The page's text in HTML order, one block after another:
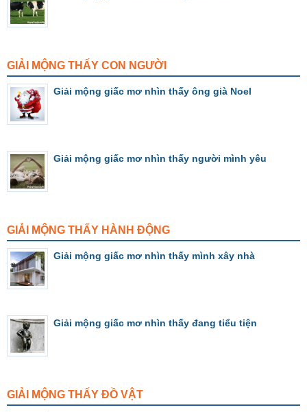
GIẢI MỘNG THẤY CON NGƯỜI
Giải mộng giấc mơ nhìn thấy ông già Noel
Giải mộng giấc mơ nhìn thấy người mình yêu
GIẢI MỘNG THẤY HÀNH ĐỘNG
Giải mộng giấc mơ nhìn thấy mình xây nhà
Giải mộng giấc mơ nhìn thấy đang tiểu tiện
GIẢI MỘNG THẤY ĐỒ VẬT